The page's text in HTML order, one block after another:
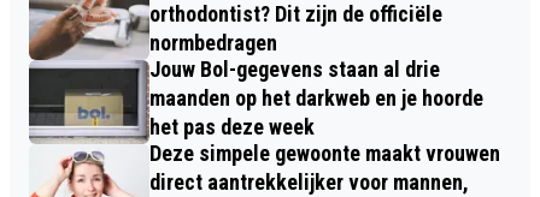
orthodontist? Dit zijn de officiële
normbedragen
Jouw Bol-gegevens staan al drie
maanden op het darkweb en je hoorde
het pas deze week
Deze simpele gewoonte maakt vrouwen
direct aantrekkelijker voor mannen,